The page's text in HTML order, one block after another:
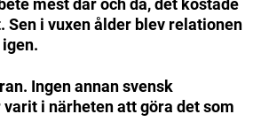
mest där och då, det kostade
Sen i vuxen ålder blev relationen
Ingen annan svensk
i närheten att göra det som